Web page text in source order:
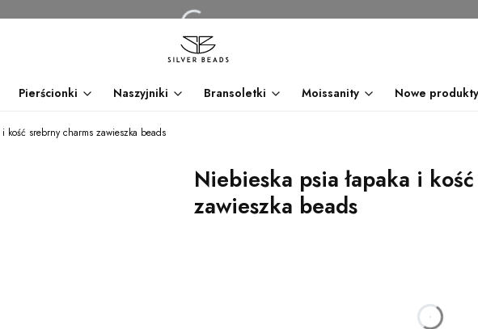
Pierścionki Naszyjniki Bransoletki Moissanity Nowe produkty
kość srebrny charms zawieszka beads
Niebieska psia łapaka i
zawieszka beads